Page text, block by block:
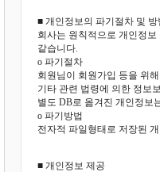
■ 개인정보의 파기절차 및 방
회사는 원칙적으로 개인정
같습니다.
o 파기절차
회원님이 회원가입 등을 위
기타 관련 법령에 의한 정보
별도 DB로 옮겨진 개인정보
o 파기방법
전자적 파일형태로 저장된
■ 개인정보 제공